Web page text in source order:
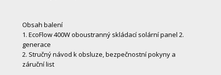
Obsah balení
1. EcoFlow 400W oboustranný skládací solární panel 2.
generace
2. Stručný návod k obsluze, bezpečnostní pokyny a
záruční list